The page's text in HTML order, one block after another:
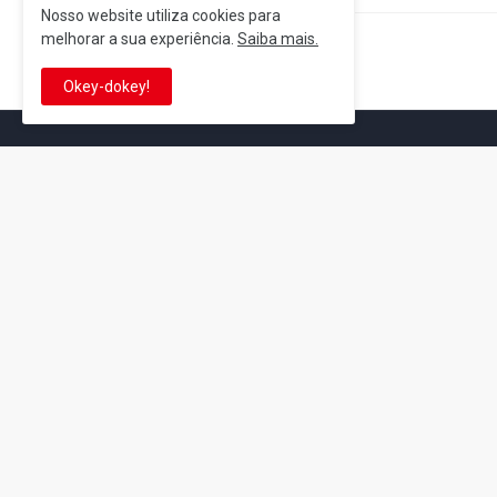
Nosso website utiliza cookies para
melhorar a sua experiência. Saiba mais.
Okey-dokey!